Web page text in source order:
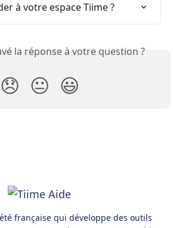
à votre espace Tiime ?
la réponse à votre question ?
😞 😐 😃
française qui développe des outils